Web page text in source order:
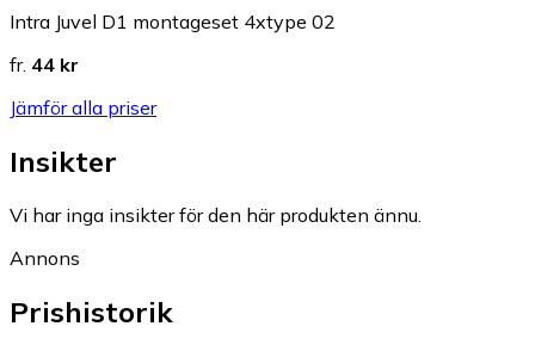
Intra Juvel D1 montageset 4xtype 02
fr. 44 kr
Jämför alla priser
Insikter
Vi har inga insikter för den här produkten ännu.
Annons
Prishistorik